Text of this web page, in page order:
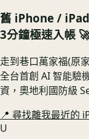
舊 iPhone / iPad
3分鐘極速入帳
走到巷口萬家福(原
全台首創 AI 智能驗
資，奧地利國防級
📍 尋找離我最近的
U